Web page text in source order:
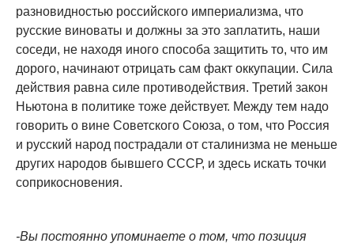
разновидностью российского империализма, что
русские виноваты и должны за это заплатить, наши
соседи, не находя иного способа защитить то, что им
дорого, начинают отрицать сам факт оккупации. Сила
действия равна силе противодействия. Третий закон
Ньютона в политике тоже действует. Между тем надо
говорить о вине Советского Союза, о том, что Россия
и русский народ пострадали от сталинизма не меньше
других народов бывшего СССР, и здесь искать точки
соприкосновения.
-Вы постоянно упоминаете о том, что позиция